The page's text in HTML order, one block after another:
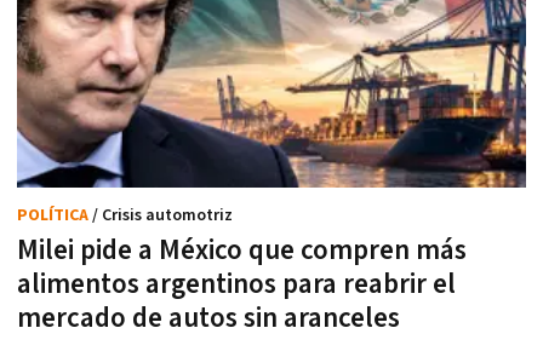
Milei pide a México que compren más
alimentos argentinos para reabrir el
mercado de autos sin aranceles
POLÍTICA/ Crisis automotriz